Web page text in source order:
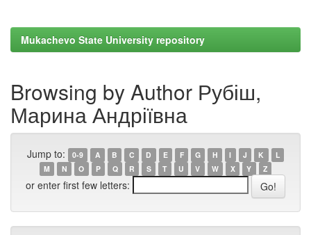
Mukachevo State University repository
Browsing by Author Рубіш,
Марина Андріївна
Jump to: 0-9 A B C D E F G H I J K
L
M
N O P Q R S T U V W X Y Z
or enter first few letters: